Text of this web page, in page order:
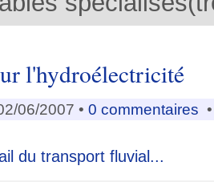
l'hydroélectricité
06/2007 • 0 commentaires
du transport fluvial...